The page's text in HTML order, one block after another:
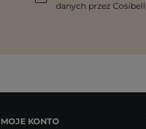
danych przez
MOJE KONTO